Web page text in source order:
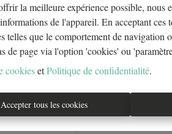
la meilleure expérience possible, nous
de l'appareil. En acceptant ces
telles que le comportement de
de page via l'option 'cookies' ou
cookiesetPolitique de confidentialité.
Accepter tous les cookies
3
: 32580